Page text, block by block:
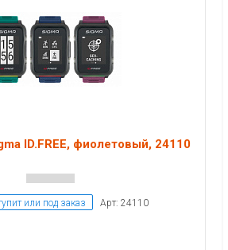
ID.FREE, фиолетовый, 24110
или под заказ Арт: 24110